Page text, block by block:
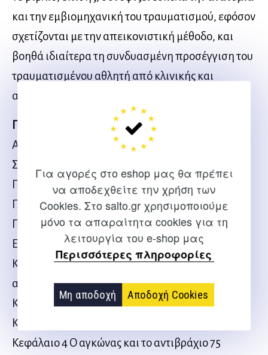
Για αγορές στο eshop μας θα πρέπει
να αποδεχθείτε την χρήση των
Cookies. Στο salto.gr χρησιμοποιούμε
μόνο τα απαραίτητα cookies για τη
λειτουργία του e-shop μας
Περισσότερες πληροφορίες
Μη αποδοχή Αποδοχή Cookies
και την εμβιομηχανική του τραυματισμού, εφόσον
σχετίζονται με την απεικονιστική μέθοδο, και
βοηθά ιδιαίτερα τη συνδυασμένη προσέγγιση του
τραυματισμένου αθλητή από κλινικής και
ακτινολογικής πλευράς.
Περιεχόμενα
Αντί προλόγου vii
Σχετικά με τους συγγραφείς viii
Πρόλογος xii
Πρόλογος ελληνικής έκδοσης xiv
Πρόλογος Π. Συμεωνίδη xv
Ευχαριστίες xvi
Κεφάλαιο 1 Βασικές έννοιες στην απεικόνιση των
αθλητικών κακώσεων 1
Κεφάλαιο 2 Κανόνες 11
Κεφάλαιο 3 Το χέρια και η πηχεοκαρπική 18
Κεφάλαιο 4 Ο αγκώνας και το αντιβράχιο 75